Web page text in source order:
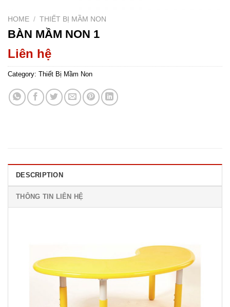
HOME / THIẾT BỊ MẦM NON
BÀN MẦM NON 1
Liên hệ
Category: Thiết Bị Mầm Non
DESCRIPTION
THÔNG TIN LIÊN HỆ